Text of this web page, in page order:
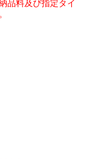
品料及び指定タイ